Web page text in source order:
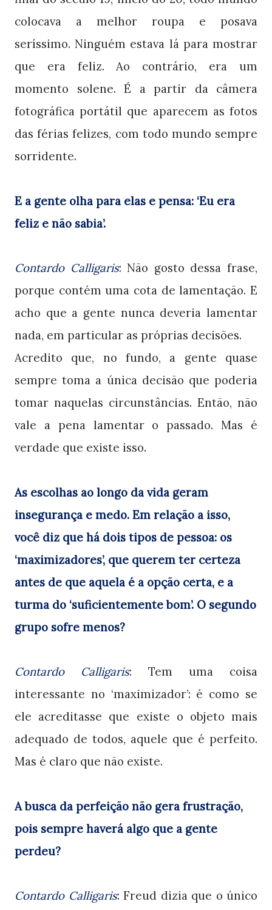
colocava a melhor roupa e posava
seríssimo. Ninguém estava lá para mostrar
que era feliz. Ao contrário, era um
momento solene. É a partir da câmera
fotográfica portátil que aparecem as fotos
das férias felizes, com todo mundo sempre
sorridente.
E a gente olha para elas e pensa: ‘Eu era
feliz e não sabia’.
Contardo Calligaris: Não gosto dessa frase,
porque contém uma cota de lamentação. E
acho que a gente nunca deveria lamentar
nada, em particular as próprias decisões.
Acredito que, no fundo, a gente quase
sempre toma a única decisão que poderia
tomar naquelas circunstâncias. Então, não
vale a pena lamentar o passado. Mas é
verdade que existe isso.
As escolhas ao longo da vida geram
insegurança e medo. Em relação a isso,
você diz que há dois tipos de pessoa: os
‘maximizadores’, que querem ter certeza
antes de que aquela é a opção certa, e a
turma do ‘suficientemente bom’. O segundo
grupo sofre menos?
Contardo Calligaris: Tem uma coisa
interessante no ‘maximizador’: é como se
ele acreditasse que existe o objeto mais
adequado de todos, aquele que é perfeito.
Mas é claro que não existe.
A busca da perfeição não gera frustração,
pois sempre haverá algo que a gente
perdeu?
Contardo Calligaris: Freud dizia que o único